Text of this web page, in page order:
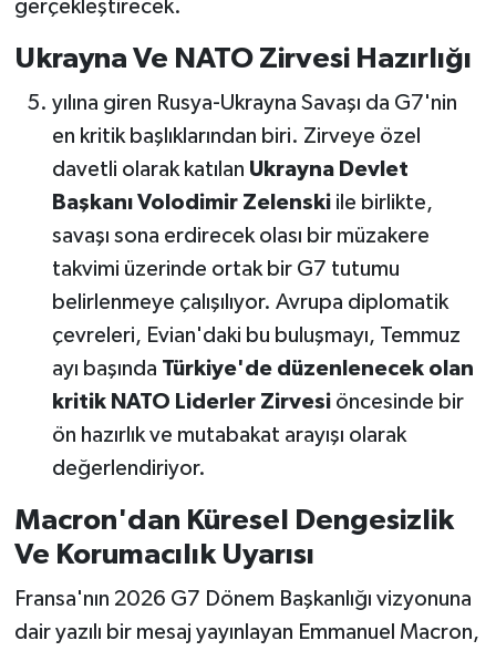
gerçekleştirecek.
Ukrayna Ve NATO Zirvesi Hazırlığı
yılına giren Rusya-Ukrayna Savaşı da G7'nin
en kritik başlıklarından biri. Zirveye özel
davetli olarak katılan Ukrayna Devlet
Başkanı Volodimir Zelenskiile birlikte,
savaşı sona erdirecek olası bir müzakere
takvimi üzerinde ortak bir G7 tutumu
belirlenmeye çalışılıyor. Avrupa diplomatik
çevreleri, Evian'daki bu buluşmayı, Temmuz
ayı başında Türkiye'de düzenlenecek olan
kritik NATO Liderler Zirvesiöncesinde bir
ön hazırlık ve mutabakat arayışı olarak
değerlendiriyor.
Macron'dan Küresel Dengesizlik
Ve Korumacılık Uyarısı
Fransa'nın 2026 G7 Dönem Başkanlığı vizyonuna
dair yazılı bir mesaj yayınlayan Emmanuel Macron,